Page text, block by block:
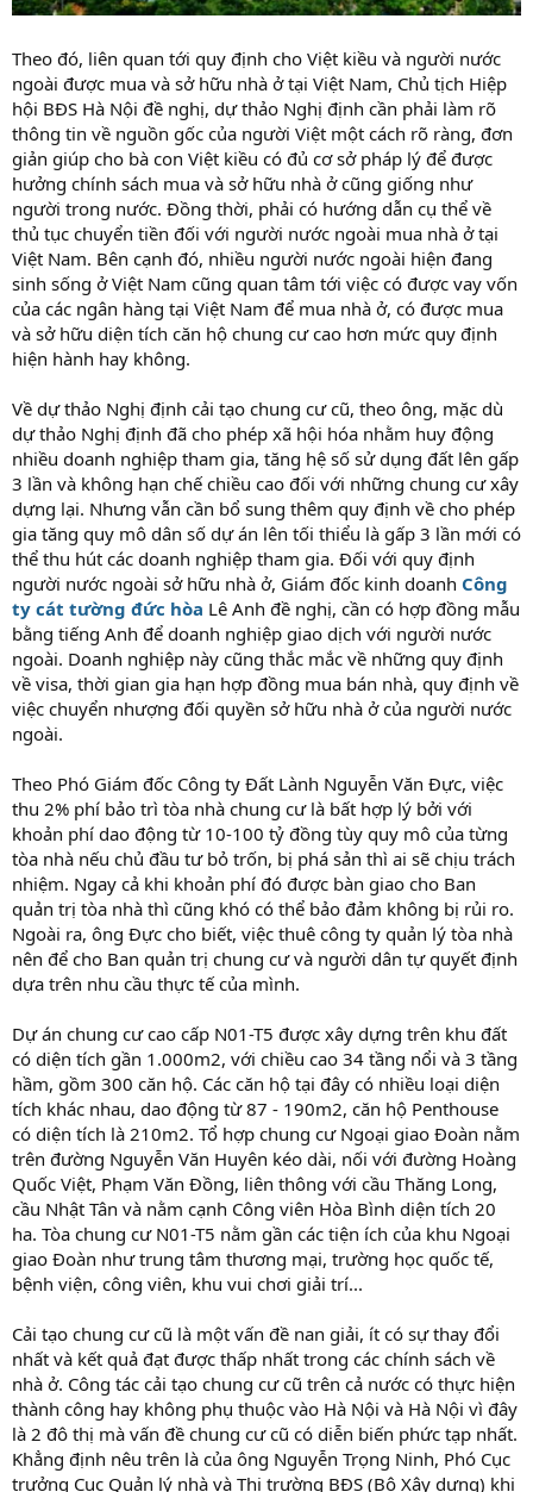
Theo đó, liên quan tới quy định cho Việt kiều và người nước
ngoài được mua và sở hữu nhà ở tại Việt Nam, Chủ tịch Hiệp
hội BĐS Hà Nội đề nghị, dự thảo Nghị định cần phải làm rõ
thông tin về nguồn gốc của người Việt một cách rõ ràng, đơn
giản giúp cho bà con Việt kiều có đủ cơ sở pháp lý để được
hưởng chính sách mua và sở hữu nhà ở cũng giống như
người trong nước. Đồng thời, phải có hướng dẫn cụ thể về
thủ tục chuyển tiền đối với người nước ngoài mua nhà ở tại
Việt Nam. Bên cạnh đó, nhiều người nước ngoài hiện đang
sinh sống ở Việt Nam cũng quan tâm tới việc có được vay vốn
của các ngân hàng tại Việt Nam để mua nhà ở, có được mua
và sở hữu diện tích căn hộ chung cư cao hơn mức quy định
hiện hành hay không.
Về dự thảo Nghị định cải tạo chung cư cũ, theo ông, mặc dù
dự thảo Nghị định đã cho phép xã hội hóa nhằm huy động
nhiều doanh nghiệp tham gia, tăng hệ số sử dụng đất lên gấp
3 lần và không hạn chế chiều cao đối với những chung cư xây
dựng lại. Nhưng vẫn cần bổ sung thêm quy định về cho phép
gia tăng quy mô dân số dự án lên tối thiểu là gấp 3 lần mới có
thể thu hút các doanh nghiệp tham gia. Đối với quy định
người nước ngoài sở hữu nhà ở, Giám đốc kinh doanh Công
ty cát tường đức hòa Lê Anh đề nghị, cần có hợp đồng mẫu
bằng tiếng Anh để doanh nghiệp giao dịch với người nước
ngoài. Doanh nghiệp này cũng thắc mắc về những quy định
về visa, thời gian gia hạn hợp đồng mua bán nhà, quy định về
việc chuyển nhượng đối quyền sở hữu nhà ở của người nước
ngoài.
Theo Phó Giám đốc Công ty Đất Lành Nguyễn Văn Đực, việc
thu 2% phí bảo trì tòa nhà chung cư là bất hợp lý bởi với
khoản phí dao động từ 10-100 tỷ đồng tùy quy mô của từng
tòa nhà nếu chủ đầu tư bỏ trốn, bị phá sản thì ai sẽ chịu trách
nhiệm. Ngay cả khi khoản phí đó được bàn giao cho Ban
quản trị tòa nhà thì cũng khó có thể bảo đảm không bị rủi ro.
Ngoài ra, ông Đực cho biết, việc thuê công ty quản lý tòa nhà
nên để cho Ban quản trị chung cư và người dân tự quyết định
dựa trên nhu cầu thực tế của mình.
Dự án chung cư cao cấp N01-T5 được xây dựng trên khu đất
có diện tích gần 1.000m2, với chiều cao 34 tầng nổi và 3 tầng
hầm, gồm 300 căn hộ. Các căn hộ tại đây có nhiều loại diện
tích khác nhau, dao động từ 87 - 190m2, căn hộ Penthouse
có diện tích là 210m2. Tổ hợp chung cư Ngoại giao Đoàn nằm
trên đường Nguyễn Văn Huyên kéo dài, nối với đường Hoàng
Quốc Việt, Phạm Văn Đồng, liên thông với cầu Thăng Long,
cầu Nhật Tân và nằm cạnh Công viên Hòa Bình diện tích 20
ha. Tòa chung cư N01-T5 nằm gần các tiện ích của khu Ngoại
giao Đoàn như trung tâm thương mại, trường học quốc tế,
bệnh viện, công viên, khu vui chơi giải trí...
Cải tạo chung cư cũ là một vấn đề nan giải, ít có sự thay đổi
nhất và kết quả đạt được thấp nhất trong các chính sách về
nhà ở. Công tác cải tạo chung cư cũ trên cả nước có thực hiện
thành công hay không phụ thuộc vào Hà Nội và Hà Nội vì đây
là 2 đô thị mà vấn đề chung cư cũ có diễn biến phức tạp nhất.
Khẳng định nêu trên là của ông Nguyễn Trọng Ninh, Phó Cục
trưởng Cục Quản lý nhà và Thị trường BĐS (Bộ Xây dựng) khi